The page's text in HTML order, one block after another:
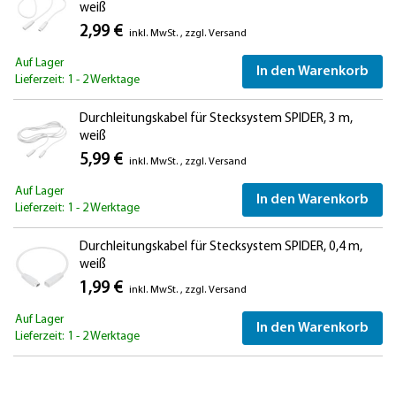
weiß
2,99 € inkl. MwSt. , zzgl. Versand
Auf Lager
Lieferzeit: 1 - 2 Werktage
In den Warenkorb
Durchleitungskabel für Stecksystem SPIDER, 3 m,
weiß
5,99 € inkl. MwSt. , zzgl. Versand
Auf Lager
Lieferzeit: 1 - 2 Werktage
In den Warenkorb
Durchleitungskabel für Stecksystem SPIDER, 0,4 m,
weiß
1,99 € inkl. MwSt. , zzgl. Versand
Auf Lager
Lieferzeit: 1 - 2 Werktage
In den Warenkorb